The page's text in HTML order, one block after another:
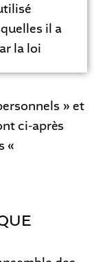
il a
la loi
» et
ci-après
«